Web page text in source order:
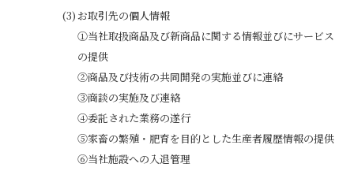
お取引先の個人情報
①当社取扱商品及び新商品に関する情報並びにサービス
の提供
②商品及び技術の共同開発の実施並びに連絡
③商談の実施及び連絡
④委託された業務の遂行
⑤家畜の繁殖・肥育を目的とした生産者履歴情報の提供
⑥当社施設への入退管理